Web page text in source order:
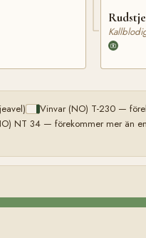
Vinvar (NO) T-230 —
NT 34 — förekommer mer än